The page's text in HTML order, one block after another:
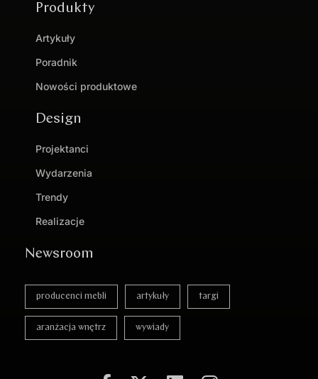
Produkty
Artykuły
Poradnik
Nowości produktowe
Design
Projektanci
Wydarzenia
Trendy
Realizacje
Newsroom
producenci mebli artykuły targi
aranżacja wnętrz wywiady